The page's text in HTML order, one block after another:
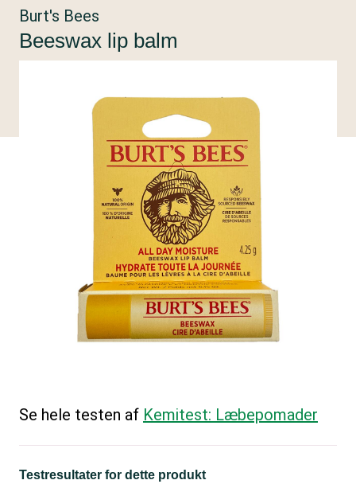
Burt's Bees
Beeswax lip balm
Se hele testen af Kemitest: Læbepomader
Testresultater for dette produkt